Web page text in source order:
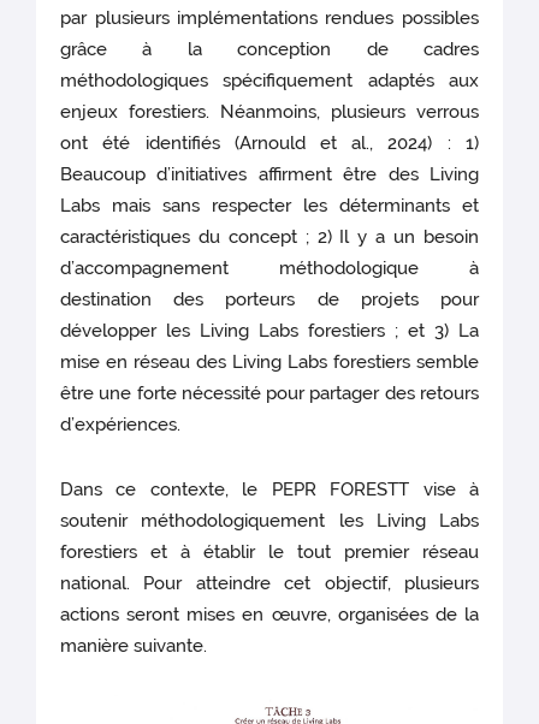
par plusieurs implémentations rendues possibles
grâce à la conception de cadres
méthodologiques spécifiquement adaptés aux
enjeux forestiers. Néanmoins, plusieurs verrous
ont été identifiés (Arnould et al., 2024) : 1)
Beaucoup d’initiatives affirment être des Living
Labs mais sans respecter les déterminants et
caractéristiques du concept ; 2) Il y a un besoin
d’accompagnement méthodologique à
destination des porteurs de projets pour
développer les Living Labs forestiers ; et 3) La
mise en réseau des Living Labs forestiers semble
être une forte nécessité pour partager des retours
d’expériences.
Dans ce contexte, le PEPR FORESTT vise à
soutenir méthodologiquement les Living Labs
forestiers et à établir le tout premier réseau
national. Pour atteindre cet objectif, plusieurs
actions seront mises en œuvre, organisées de la
manière suivante.